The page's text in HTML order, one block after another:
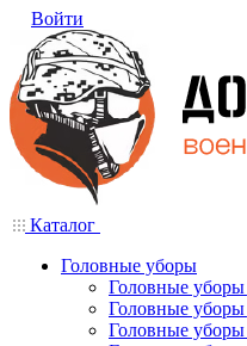
Войти
Каталог
Головные уборы
Головные
Головные
Головные